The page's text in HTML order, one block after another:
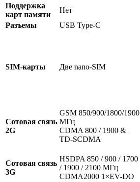
Поддержка
карт памяти
Нет
Разъемы
USB Type-C
SIM-карты Две nano-SIM
Сотовая связь
2G
GSM 850/900/1800/1900
МГц
CDMA 800 / 1900 &
TD-SCDMA
Сотовая связь
3G
HSDPA 850 / 900 / 1700
/ 1900 / 2100 МГц
CDMA2000 1×EV-DO